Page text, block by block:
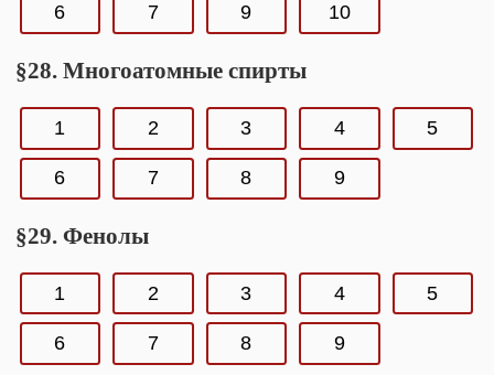
6 7 9 10
§28. Многоатомные спирты
1 2 3 4 5
6 7 8 9
§29. Фенолы
1 2 3 4 5
6 7 8 9